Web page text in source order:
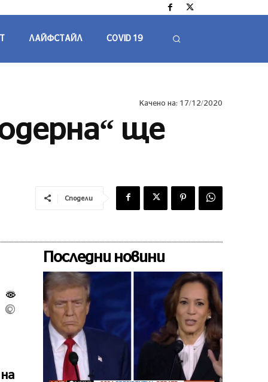
ЛАЙФСТАЙЛ COVID 19
Качено на: 17/12/2020
ще
Сподели
Последни новини